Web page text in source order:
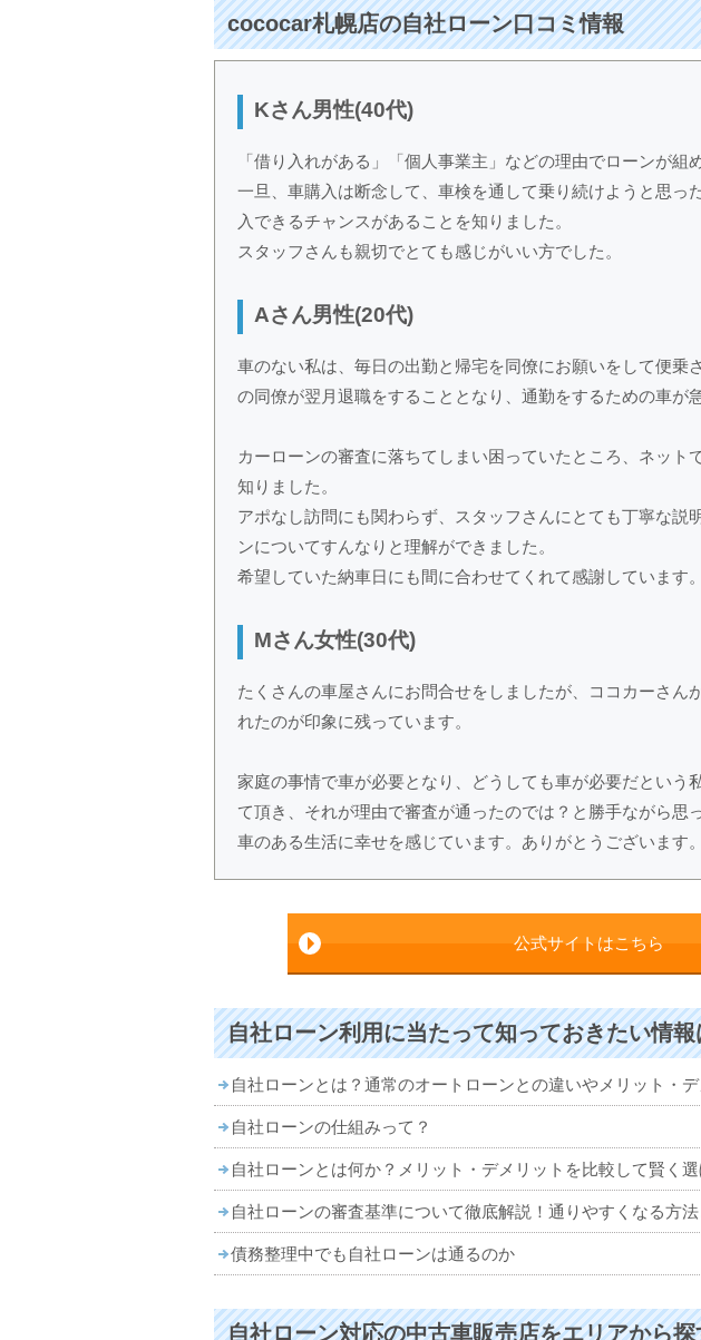
cococar札幌店の自社ローン口コミ情報
Kさん男性(40代)
「借り入れがある」「個人事業主」などの理由でローンが組
一旦、車購入は断念して、車検を通して乗り続けようと思っ
入できるチャンスがあることを知りました。
スタッフさんも親切でとても感じがいい方でした。
Aさん男性(20代)
車のない私は、毎日の出勤と帰宅を同僚にお願いをして便乗
の同僚が翌月退職をすることとなり、通勤をするための車が
カーローンの審査に落ちてしまい困っていたところ、ネット
知りました。
アポなし訪問にも関わらず、スタッフさんにとても丁寧な説
ンについてすんなりと理解ができました。
希望していた納車日にも間に合わせてくれて感謝しています。
Mさん女性(30代)
たくさんの車屋さんにお問合せをしましたが、ココカーさん
れたのが印象に残っています。
家庭の事情で車が必要となり、どうしても車が必要だという
て頂き、それが理由で審査が通ったのでは？と勝手ながら思
車のある生活に幸せを感じています。ありがとうございます。
公式サイトはこちら
自社ローン利用に当たって知っておきたい情
自社ローンとは？通常のオートローンとの違いやメリット・
自社ローンの仕組みって？
自社ローンとは何か？メリット・デメリットを比較して賢く選
自社ローンの審査基準について徹底解説！通りやすくなる方
債務整理中でも自社ローンは通るのか
自社ローン対応の中古車販売店をエリアから探